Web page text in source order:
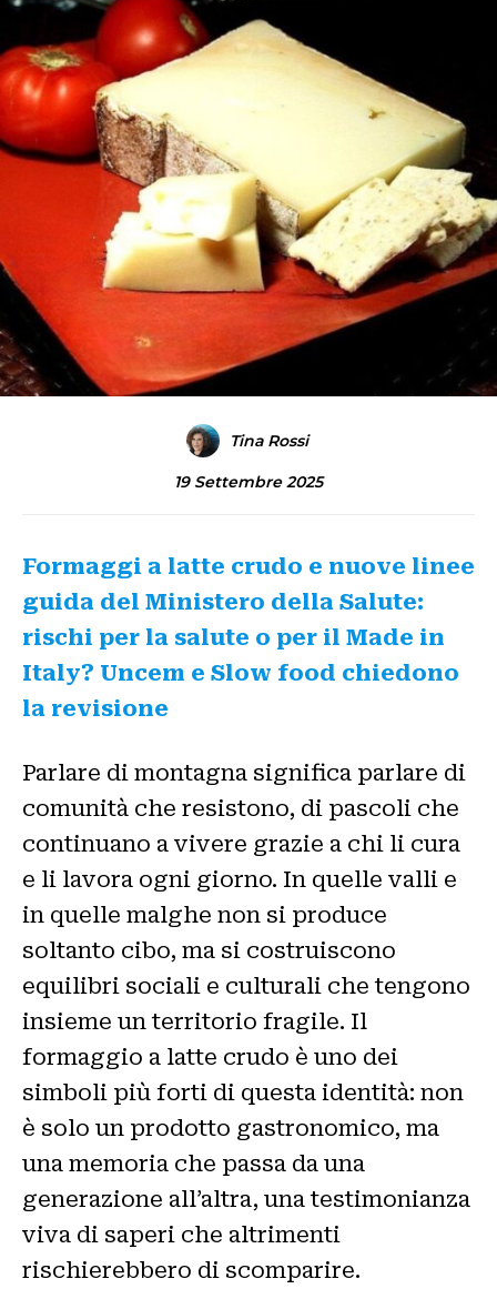
Tina Rossi
19 Settembre 2025
Formaggi a latte crudo e nuove linee
guida del Ministero della Salute:
rischi per la salute o per il Made in
Italy? Uncem e Slow food chiedono
la revisione
Parlare di montagna significa parlare di
comunità che resistono, di pascoli che
continuano a vivere grazie a chi li cura
e li lavora ogni giorno. In quelle valli e
in quelle malghe non si produce
soltanto cibo, ma si costruiscono
equilibri sociali e culturali che tengono
insieme un territorio fragile. Il
formaggio a latte crudo è uno dei
simboli più forti di questa identità: non
è solo un prodotto gastronomico, ma
una memoria che passa da una
generazione all’altra, una testimonianza
viva di saperi che altrimenti
rischierebbero di scomparire.